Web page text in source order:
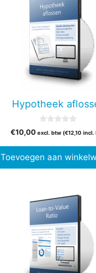
Hypotheek
v
5
€10,00 excl. btw (€12,10 incl.
Toevoegen aan